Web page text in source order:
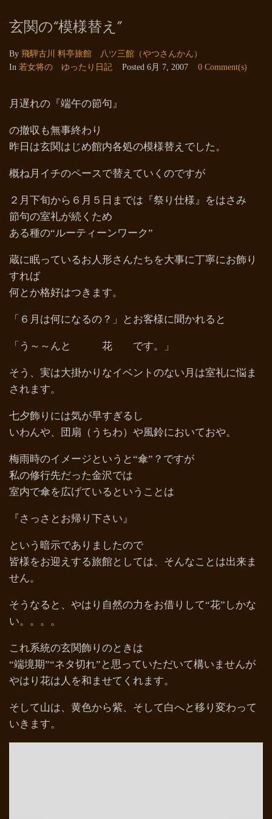
玄関の“模様替え”
By 飛騨古川 料亭旅館 八ツ三館（やつさんかん）
In 若女将の ゆったり日記 Posted 6月 7, 2007 0 Comment(s)
月遅れの『端午の節句』
の撤収も無事終わり
昨日は玄関はじめ館内各処の模様替えでした。
概ね月イチのペースで替えていくのですが
２月下旬から６月５日までは『祭り仕様』をはさみ
節句の室礼が続くため
ある種の“ルーティーンワーク”
蔵に眠っているお人形さんたちを大事に丁寧にお飾り
すれば
何とか格好はつきます。
「６月は何になるの？」とお客様に聞かれると
「う～～んと 花 です。」
そう、実は大掛かりなイベントのない月は室礼に悩ま
されます。
七夕飾りには気が早すぎるし
いわんや、団扇（うちわ）や風鈴においておや。
梅雨時のイメージというと“傘”？ですが
私の修行先だった金沢では
室内で傘を広げているということは
『さっさとお帰り下さい』
という暗示でありましたので
皆様をお迎えする旅館としては、そんなことは出来ま
せん。
そうなると、やはり自然の力をお借りして“花”しかな
い。。。。
これ系統の玄関飾りのときは
“端境期”“ネタ切れ”と思っていただいて構いませんが
やはり花は人を和ませてくれます。
そして山は、黄色から紫、そして白へと移り変わって
いきます。